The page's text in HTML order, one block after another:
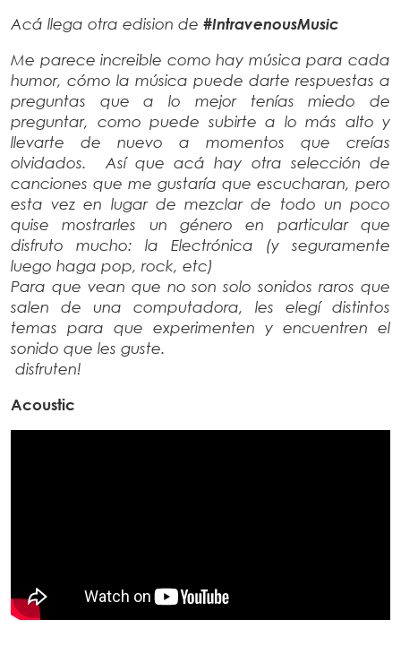
Acá llega otra edision de #IntravenousMusic
Me parece increible como hay música para cada
humor, cómo la música puede darte respuestas a
preguntas que a lo mejor tenías miedo de
preguntar, como puede subirte a lo más alto y
llevarte de nuevo a momentos que creías
olvidados. Así que acá hay otra selección de
canciones que me gustaría que escucharan, pero
esta vez en lugar de mezclar de todo un poco
quise mostrarles un género en particular que
disfruto mucho: la Electrónica (y seguramente
luego haga pop, rock, etc)
Para que vean que no son solo sonidos raros que
salen de una computadora, les elegí distintos
temas para que experimenten y encuentren el
sonido que les guste.
disfruten!
Acoustic